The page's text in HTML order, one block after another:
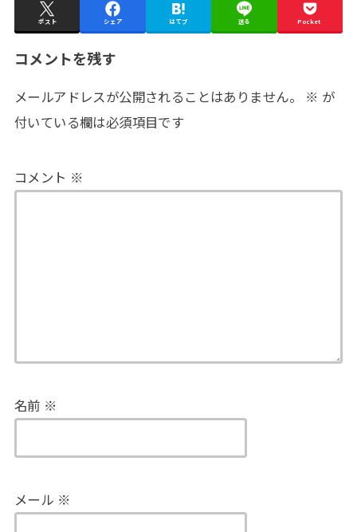
ポスト シェア はてブ 送る Pocket
コメントを残す
メールアドレスが公開されることはありません。 ※ が
付いている欄は必須項目です
コメント ※
名前 ※
メール ※